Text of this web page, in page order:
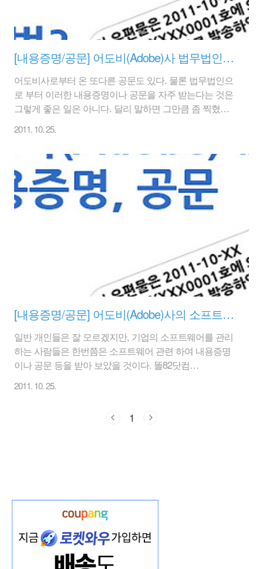
[내용증명/공문] 어도비(Adobe)사 법무법인의 소프트웨어 내용증명, 공문 #2
어도비사로부터 온 또다른 공문도 있다. 물론 법무법인으
로 부터 이러한 내용증명이나 공문을 자주 받는다는 것은
그렇게 좋은 일은 아니다. 달리 말하면 그만큼 좀 찍혔다
서 다른 어도비사 소프트웨어의 내용증명을 한번 살펴보
자. 1. 어도비(Adobe) 소프트웨어 내용증명, 공문 #2 제목 :
사용중인 Adobe software 현황에 대한 자체 점검요청서 1.
귀사의 무궁한 발전을 기원합니다. 어도비사의 소프트웨
어 제품을 사용해 주신 것에 대하여 감사드립니다. 당 법
무법인은 어도비사의 자회사인 한국어도비시스템즈의 위
웨어 저작권 침해문제에 대하여 많은 관심을 가지고 정품
2011. 10. 25.
[내용증명/공문] 어도비(Adobe)사의 소프트웨어 내용증명, 공문 #1
일반 개인들은 잘 모르겠지만, 기업의 소프트웨어를 관리
하는 사람들은 한번쯤은 소프트웨어 관련 하여 내용증명
이나 공문 등을 받아 보았을 것이다. 똘82닷컴
나 변호사로 부터 내용증명이나 공문을 받아보았다. 불법
동안 받아 본 내용증명을 공개할까 한다. 공개라고 할 것
목 : Adobe 라이선스 컴플라이언스 프..
2011. 10. 25.
1